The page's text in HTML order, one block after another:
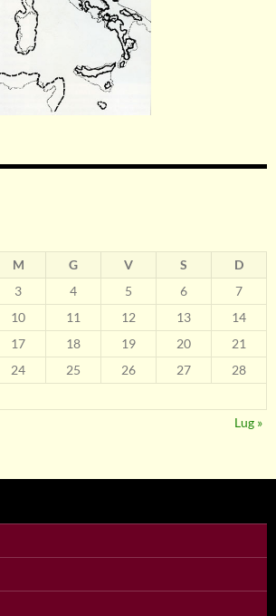
M G V S
D
3 4 5 6
7
10 11 12 13
14
17 18 19 20
21
24 25 26 27
28
Lug »